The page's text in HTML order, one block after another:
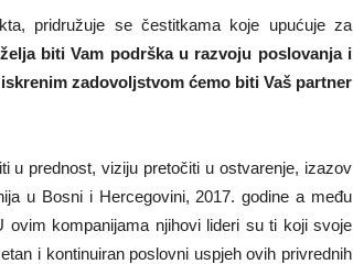
pridružuje se čestitkama koje upućuje za
biti Vam podrška u razvoju poslovanja i
zadovoljstvom ćemo biti Vaš partner
u prednost, viziju pretočiti u ostvarenje, izazov
u Bosni i Hercegovini, 2017. godine a među
ovim kompanijama njihovi lideri su ti koji svoje
i kontinuiran poslovni uspjeh ovih privrednih